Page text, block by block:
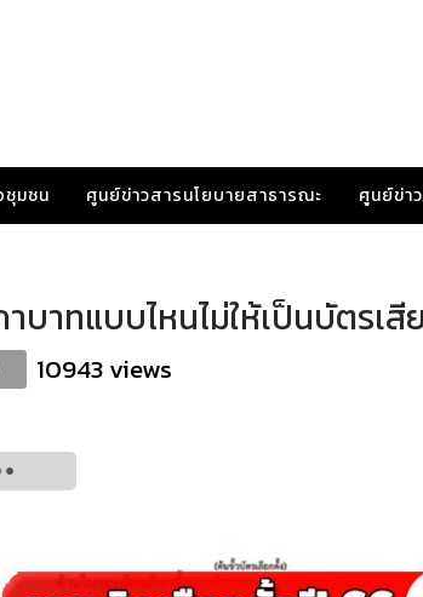
ชุมชน ศูนย์ข่าวสารนโยบายสาธารณะ ศูนย์ข่า
บาทแบบไหนไม่ให้เป็นบัตรเสีย
10943 views